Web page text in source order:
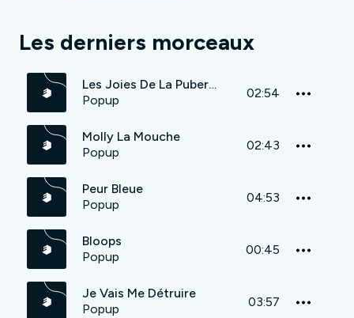
Les derniers morceaux
Les Joies De La Puberté
Popup
02:54
Molly La Mouche
Popup
02:43
Peur Bleue
Popup
04:53
Bloops
Popup
00:45
Je Vais Me Détruire
Popup
03:57